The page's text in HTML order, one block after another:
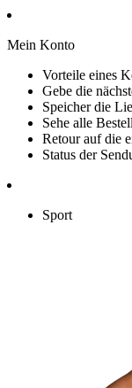
Mein Konto
Vorteile eines
Gebe die
Speicher die
Sehe alle
Retour auf die
Status der
Sport